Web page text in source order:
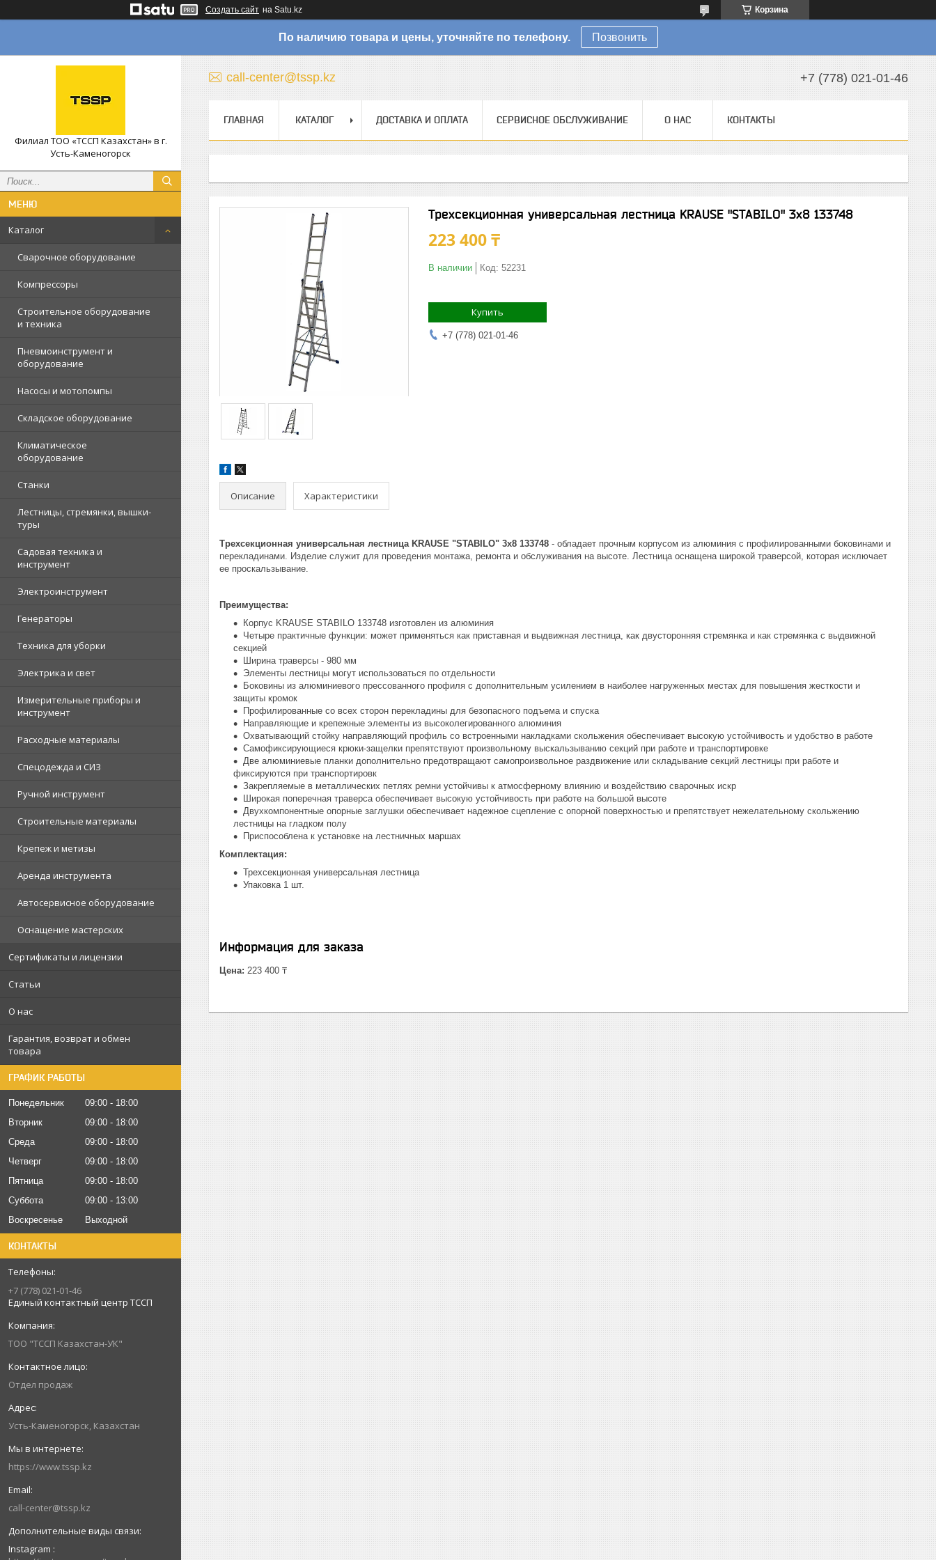
Создать сайт на Satu.kz Корзина
По наличию товара и цены, уточняйте по телефону. Позвонить
Филиал ТОО «ТССП Казахстан» в г.
Усть-Каменогорск
Каталог
Сварочное оборудование
Компрессоры
Строительное оборудование
и техника
Пневмоинструмент и
оборудование
Насосы и мотопомпы
Складское оборудование
Климатическое
оборудование
Станки
Лестницы, стремянки, вышки-
туры
Садовая техника и
инструмент
Электроинструмент
Генераторы
Техника для уборки
Электрика и свет
Измерительные приборы и
инструмент
Расходные материалы
Спецодежда и СИЗ
Ручной инструмент
Строительные материалы
Крепеж и метизы
Аренда инструмента
Автосервисное оборудование
Оснащение мастерских
Сертификаты и лицензии
Статьи
О нас
Гарантия, возврат и обмен
товара
ГРАФИК РАБОТЫ
Понедельник 09:00
18:00
Вторник
09:00
18:00
Среда
09:00
18:00
Четверг
09:00
18:00
Пятница
09:00
18:00
Суббота
09:00
13:00
Воскресенье
Выходной
КОНТАКТЫ
+7 (778) 021-01-46
Единый контактный центр ТССП
ТОО "ТССП Казахстан-УК"
Отдел продаж
Усть-Каменогорск, Казахстан
https://www.tssp.kz
call-center@tssp.kz
Instagram
call-center@tssp.kz +7 (778) 021-01-46
ГЛАВНАЯ КАТАЛОГ ДОСТАВКА И ОПЛАТА СЕРВИСНОЕ ОБСЛУЖИВАНИЕ О НАС КОНТАКТЫ
Трехсекционная универсальная лестница KRAUSE "STABILO" 3х8 133748
223 400 ₸
В наличии Код: 52231
Купить
+7 (778) 021-01-46
Описание Характеристики
Трехсекционная универсальная лестница KRAUSE "STABILO" 3х8 133748 - обладает прочным корпусом из алюминия с профилированными боковинами и
перекладинами. Изделие служит для проведения монтажа, ремонта и обслуживания на высоте. Лестница оснащена широкой траверсой, которая исключает
ее проскальзывание.
Преимущества:
Корпус KRAUSE STABILO 133748 изготовлен из алюминия
Четыре практичные функции: может применяться как приставная и выдвижная лестница, как двусторонняя стремянка и как стремянка с выдвижной
секцией
Ширина траверсы - 980 мм
Элементы лестницы могут использоваться по отдельности
Боковины из алюминиевого прессованного профиля с дополнительным усилением в наиболее нагруженных местах для повышения жесткости и
защиты кромок
Профилированные со всех сторон перекладины для безопасного подъема и спуска
Направляющие и крепежные элементы из высоколегированного алюминия
Охватывающий стойку направляющий профиль со встроенными накладками скольжения обеспечивает высокую устойчивость и удобство в работе
Самофиксирующиеся крюки-защелки препятствуют произвольному выскальзыванию секций при работе и транспортировке
Две алюминиевые планки дополнительно предотвращают самопроизвольное раздвижение или складывание секций лестницы при работе и
фиксируются при транспортировк
Закрепляемые в металлических петлях ремни устойчивы к атмосферному влиянию и воздействию сварочных искр
Широкая поперечная траверса обеспечивает высокую устойчивость при работе на большой высоте
Двухкомпонентные опорные заглушки обеспечивает надежное сцепление с опорной поверхностью и препятствует нежелательному скольжению
лестницы на гладком полу
Приспособлена к установке на лестничных маршах
Комплектация:
Трехсекционная универсальная лестница
Упаковка 1 шт.
Информация для заказа
Цена: 223 400 ₸